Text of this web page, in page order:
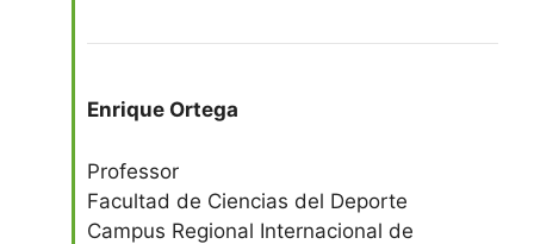
Enrique Ortega
Professor
Facultad de Ciencias del Deporte
Campus Regional Internacional de